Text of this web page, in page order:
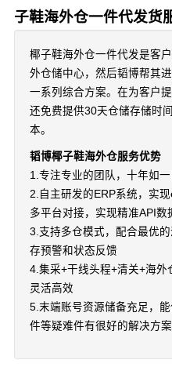
子鞋海外仓一件代发货
椰子鞋海外仓一件代发是客
外仓储中心，然后韬博帮其
一系列综合方案。在为客户
还免费提供30天仓储存储时
本。
韬博椰子鞋海外仓服务优势
1.专注专业的团队，十年如
2.自主研发的ERP系统，实
多平台对接，实现精准API数
3.支持多仓模式，配合最优
存预警和状态反馈
4.集采+干线头程+清关+海外
灵活高效
5.末端账号资源储备充足，
件等疑难件有很好的解决方案